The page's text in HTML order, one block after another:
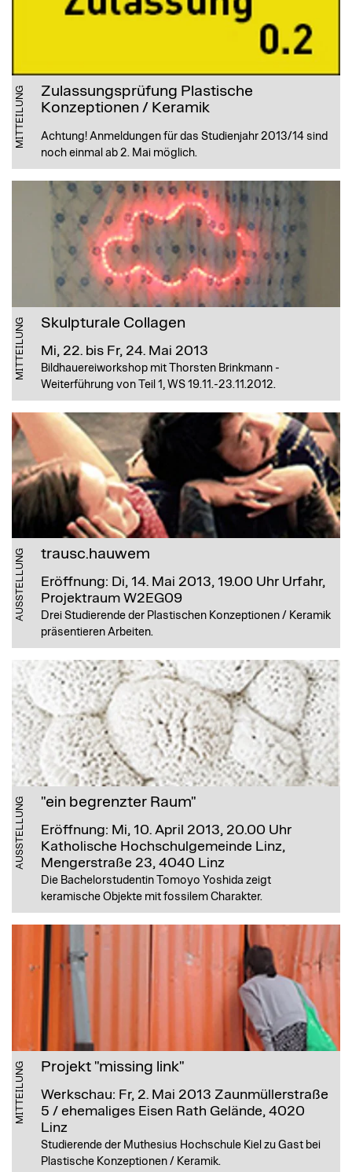
MITTEILUNG
Zulassungsprüfung Plastische
Konzeptionen / Keramik
Achtung! Anmeldungen für das Studienjahr 2013/14 sind
noch einmal ab 2. Mai möglich.
MITTEILUNG Skulpturale Collagen
Mi, 22. bis Fr, 24. Mai 2013
Bildhauereiworkshop mit Thorsten Brinkmann -
Weiterführung von Teil 1, WS 19.11.-23.11.2012.
AUSSTELLUNG trausc.hauwem
Eröffnung: Di, 14. Mai 2013, 19.00 Uhr Urfahr,
Projektraum W2EG09
Drei Studierende der Plastischen Konzeptionen / Keramik
präsentieren Arbeiten.
AUSSTELLUNG "ein begrenzter Raum"
Eröffnung: Mi, 10. April 2013, 20.00 Uhr
Katholische Hochschulgemeinde Linz,
Mengerstraße 23, 4040 Linz
Die Bachelorstudentin Tomoyo Yoshida zeigt
keramische Objekte mit fossilem Charakter.
MITTEILUNG Projekt "missing link"
Werkschau: Fr, 2. Mai 2013 Zaunmüllerstraße
5 / ehemaliges Eisen Rath Gelände, 4020
Linz
Studierende der Muthesius Hochschule Kiel zu Gast bei
Plastische Konzeptionen / Keramik.